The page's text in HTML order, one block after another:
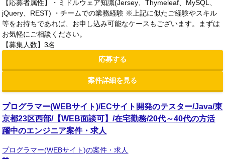
【応募者属性】・ミドルウェア知識(Jersey、Thymeleaf、MySQL、
jQuery、REST) ・チームでの業務経験 ※上記に似たご経験やスキル
等をお持ちであれば、お申し込み可能なケースもございます。まずは
お気軽にご相談ください。
【募集人数】3名
応募する
案件詳細を見る
プログラマー(WEBサイト)/ECサイト開発のテスター/Java/東
京都23区西部/【WEB面談可】/在宅勤務/20代～40代の方活
躍中のエンジニア案件・求人
プログラマー(WEBサイト)の案件・求人